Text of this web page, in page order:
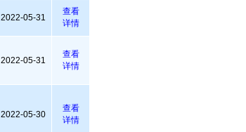
2022-05-31
查看
详情
2022-05-31
查看
详情
2022-05-30
查看
详情